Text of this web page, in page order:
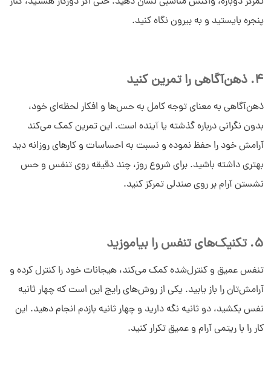
پنجره بایستید و به بیرون نگاه کنید.
4. ذهن‌آگاهی را تمرین کنید
ذهن‌آگاهی به معنای توجه کامل به حس‌ها و افکار لحظه‌ای خود،
بدون نگرانی درباره گذشته یا آینده است. این تمرین کمک می‌کند
آرامش خود را حفظ نموده و نسبت به احساسات و کارهای روزانه دید
بهتری داشته باشید. برای شروع روز، چند دقیقه روی تنفس و حس
نشستن آرام بر روی صندلی تمرکز کنید.
5. تکنیک‌های تنفس را بیاموزید
تنفس عمیق و کنترل‌شده کمک می‌کند، هیجانات خود را کنترل کرده و
آرامش‌تان را باز یابید. یکی از روش‌های رایج این است که چهار ثانیه
نفس بکشید، دو ثانیه نگه دارید و چهار ثانیه بازدم انجام دهید. این
کار را با ریتمی آرام و عمیق تکرار کنید.